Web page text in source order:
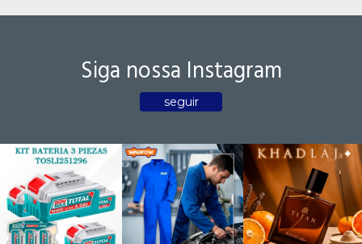
Siga nossa Instagram
seguir